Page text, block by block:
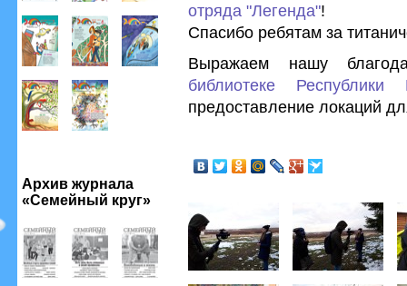
Архив журнала
«Семейный круг»
отряда "Легенда"!
Спасибо ребятам за
Выражаем нашу
библиотеке
предоставление локаций